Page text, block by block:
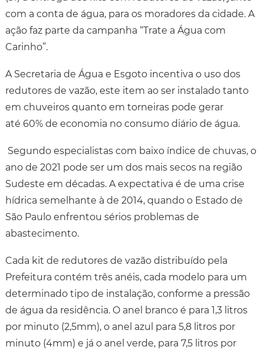
com a conta de água, para os moradores da cidade. A
ação faz parte da campanha “Trate a Água com
Carinho”.
A Secretaria de Água e Esgoto incentiva o uso dos
redutores de vazão, este item ao ser instalado tanto
em chuveiros quanto em torneiras pode gerar
até 60% de economia no consumo diário de água.
Segundo especialistas com baixo índice de chuvas, o
ano de 2021 pode ser um dos mais secos na região
Sudeste em décadas. A expectativa é de uma crise
hídrica semelhante à de 2014, quando o Estado de
São Paulo enfrentou sérios problemas de
abastecimento.
Cada kit de redutores de vazão distribuído pela
Prefeitura contém três anéis, cada modelo para um
determinado tipo de instalação, conforme a pressão
de água da residência. O anel branco é para 1,3 litros
por minuto (2,5mm), o anel azul para 5,8 litros por
minuto (4mm) e já o anel verde, para 7,5 litros por